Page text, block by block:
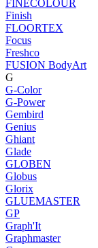
FINECOLOUR
Finish
FLOORTEX
Focus
Freshco
FUSION BodyArt
G
G-Color
G-Power
Gembird
Genius
Ghiant
Glade
GLOBEN
Globus
Glorix
GLUEMASTER
GP
Graph'It
Graphmaster